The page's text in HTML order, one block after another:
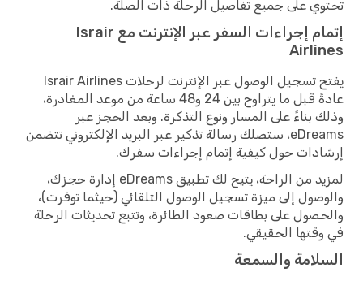
تحتوي على جميع تفاصيل الرحلة ذات الصلة.
إتمام إجراءات السفر عبر الإنترنت مع Israir
Airlines
يفتح تسجيل الوصول عبر الإنترنت لرحلات Israir Airlines
عادةً قبل ما يتراوح بين 24 و48 ساعة من موعد المغادرة،
وذلك بناءً على المسار ونوع التذكرة. وبعد الحجز عبر
eDreams، ستصلك رسالة تذكير عبر البريد الإلكتروني تتضمن
إرشادات حول كيفية إتمام إجراءات سفرك.
لمزيد من الراحة، يتيح لك تطبيق eDreams إدارة حجزك،
والوصول إلى ميزة تسجيل الوصول التلقائي (حيثما توفرت)،
والحصول على بطاقات صعود الطائرة، وتتبع تحديثات الرحلة
في وقتها الحقيقي.
السلامة والسمعة